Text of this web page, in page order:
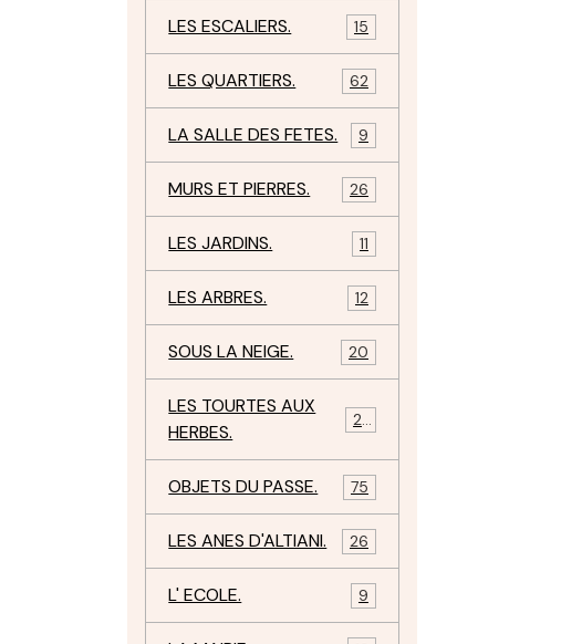
LES ESCALIERS. 15
LES QUARTIERS. 62
LA SALLE DES FETES. 9
MURS ET PIERRES. 26
LES JARDINS. 11
LES ARBRES. 12
SOUS LA NEIGE. 20
LES TOURTES AUX
HERBES.
29
OBJETS DU PASSE. 75
LES ANES D'ALTIANI. 26
L' ECOLE. 9